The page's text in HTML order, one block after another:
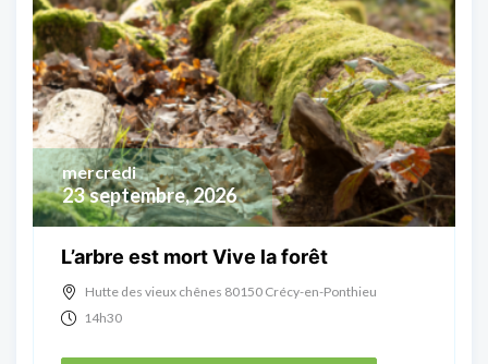
23 septembre, 2026
mercredi
L’arbre est mort Vive la forêt
Hutte des vieux chênes 80150 Crécy-en-Ponthieu
14h30